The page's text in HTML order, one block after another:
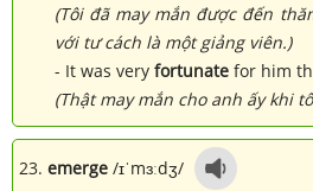
(Tôi đã may mắn được đến
với tư cách là một giảng viên.)
- It was very fortunate for him
(Thật may mắn cho anh ấy khi
23. emerge /ɪˈmɜːdʒ/